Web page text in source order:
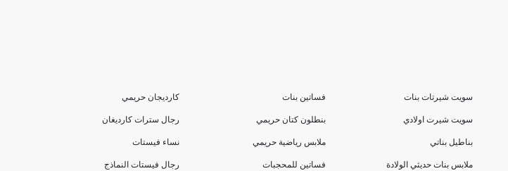
سويت شيرتات بنات
سويت شيرت اولادي
بناطيل بناتي
ملابس بنات حديثي الولادة
فساتين بنات
بنطلون كتان حريمي
ملابس رياضية حريمي
فساتين للمحجبات
كارديجان حريمي
رجال سترات كارديغان
نساء فيستات
رجال فيستات النماذج